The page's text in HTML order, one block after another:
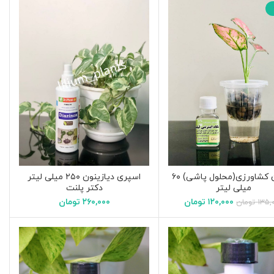
صابون کشاورزی(محلول پاشی) ۶۰
میلی لیتر
تومان ۱۲۰,۰۰۰ تومان
اسپری دیازینون ۲۵۰ میلی لیتر
دکتر پلنت
۲۶۰,۰۰۰ تومان